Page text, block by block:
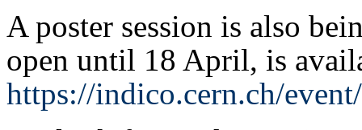
A poster session is also
open until 18 April, is
https://indico.cern.ch/